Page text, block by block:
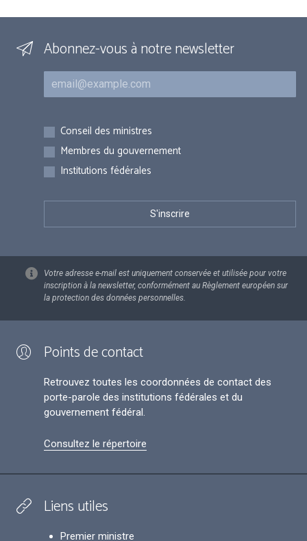
Abonnez-vous à notre newsletter
Courriel
Inscriptions
Conseil des ministres
Membres du gouvernement
Institutions fédérales
Votre adresse e-mail est uniquement conservée et utilisée pour votre
inscription à la newsletter, conformément au Règlement européen sur
la protection des données personnelles.
Points de contact
Retrouvez toutes les coordonnées de contact des
porte-parole des institutions fédérales et du
gouvernement fédéral.
Consultez le répertoire
Liens utiles
Premier ministre